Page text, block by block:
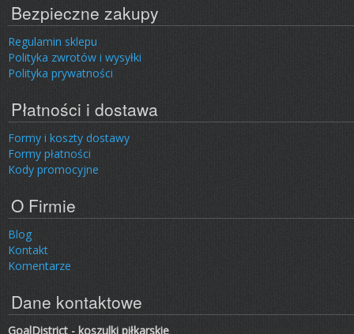
Bezpieczne zakupy
Regulamin sklepu
Polityka zwrotów i wysyłki
Polityka prywatności
Płatności i dostawa
Formy i koszty dostawy
Formy płatności
Kody promocyjne
O Firmie
Blog
Kontakt
Komentarze
Dane kontaktowe
GoalDistrict - koszulki piłkarskie